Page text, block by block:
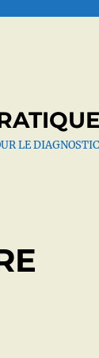
LE